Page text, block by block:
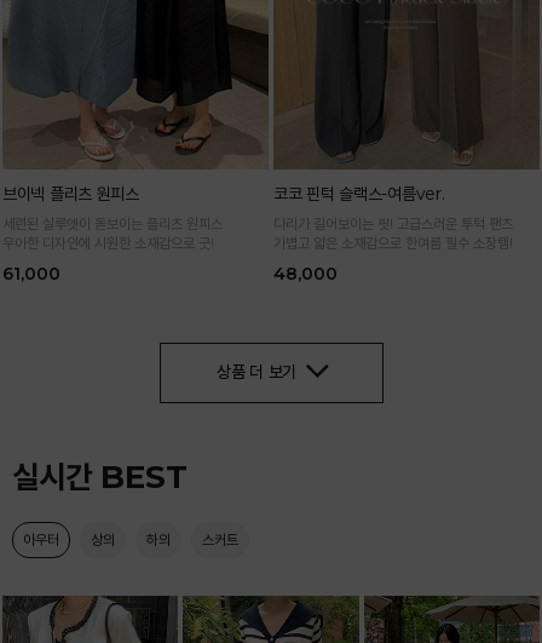
브이넥 플리츠 원피스
세련된 실루엣이 돋보이는 플리츠 원피스
우아한 디자인에 시원한 소재감으로 굿!
61,000
코코 핀턱 슬랙스-여름ver.
다리가 길어보이는 핏! 고급스러운 투턱 팬츠
가볍고 얇은 소재감으로 한여름 필수 소장템!
48,000
상품 더 보기
실시간 BEST
아우터 상의 하의 스커트